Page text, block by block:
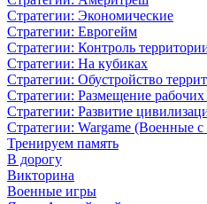
Стратегии: Экономические
Стратегии: Еврогейм
Стратегии: Контроль
Стратегии: На кубиках
Стратегии: Обустройство
Стратегии: Размещение
Стратегии: Развитие
Стратегии: Wargame (Военные
Тренируем память
В дорогу
Викторина
Военные игры